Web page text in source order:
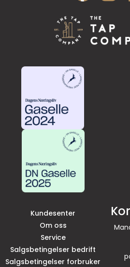
Kundesenter
Om oss
Service
Salgsbetingelser bedrift
Salgsbetingelser forbruker